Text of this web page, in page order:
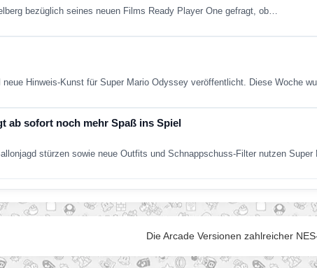
bezüglich seines neuen Films Ready Player One gefragt, ob…
Hinweis-Kunst für Super Mario Odyssey veröffentlicht. Diese Woche
ab sofort noch mehr Spaß ins Spiel
stürzen sowie neue Outfits und Schnappschuss-Filter nutzen Super
Die Arcade Versionen zahlreicher